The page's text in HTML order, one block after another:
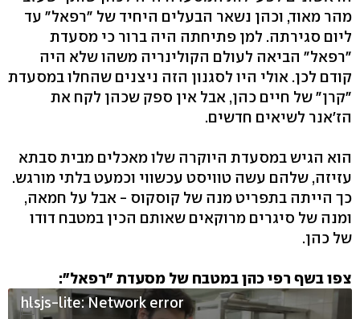
מהר מאוד, וכהן נשאר הבעלים היחיד של "רפאל" עד
ליום סגירתה. למן פתיחתה היה ברור כי מסעדת
"רפאל" הביאה לעולם הקולינריה משהו שלא היה
קודם לכן. אולי היו לסגנון הזה ניצנים שהחלו במסעדת
"קרן" של חיים כהן, אבל אין ספק שכהן לקח את
הז'אנר לשיאים חדשים.
הוא הגיש במסעדת היוקרה שלו מאכלים מבית סבתא
עזיזה, שלהם עשה טוויסט עכשווי וכמעט בלתי מורגש.
כך הייתה בתפריט מנה של קוסקוס - אבל על חמאה,
ומנה של סיגרים מרוקאים שאותם הכין במטבח דודו
של כהן.
צפו בשף רפי כהן במטבח של מסעדת "רפאל":
hlsjs-lite: Network error